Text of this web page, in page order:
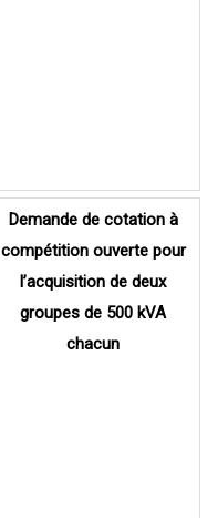
Demande de cotation à
compétition ouverte pour
l’acquisition de deux
groupes de 500 kVA
chacun